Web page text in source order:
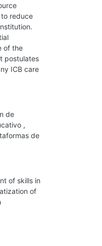
reduce
of the
postulates
ICB care
de
,
de
of skills in
of